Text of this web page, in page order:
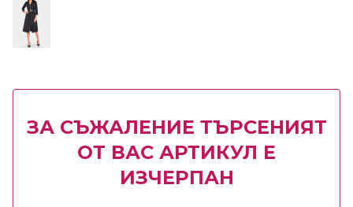
ЗА СЪЖАЛЕНИЕ ТЪРСЕНИЯТ
ОТ ВАС АРТИКУЛ Е
ИЗЧЕРПАН